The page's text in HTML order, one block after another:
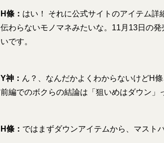
H條： はい！ それに公式サイトのアイテム
伝わらないモノマネみたいな。11月13日の
いです。
Y神： ん？、なんだかよくわからないけどH
前編でのボクらの結論は「狙いめはダウン」
H條： ではまずダウンアイテムから、マスト